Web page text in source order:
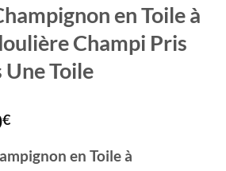
en Toile à
Champi Pris
Une Toile
€
en Toile à